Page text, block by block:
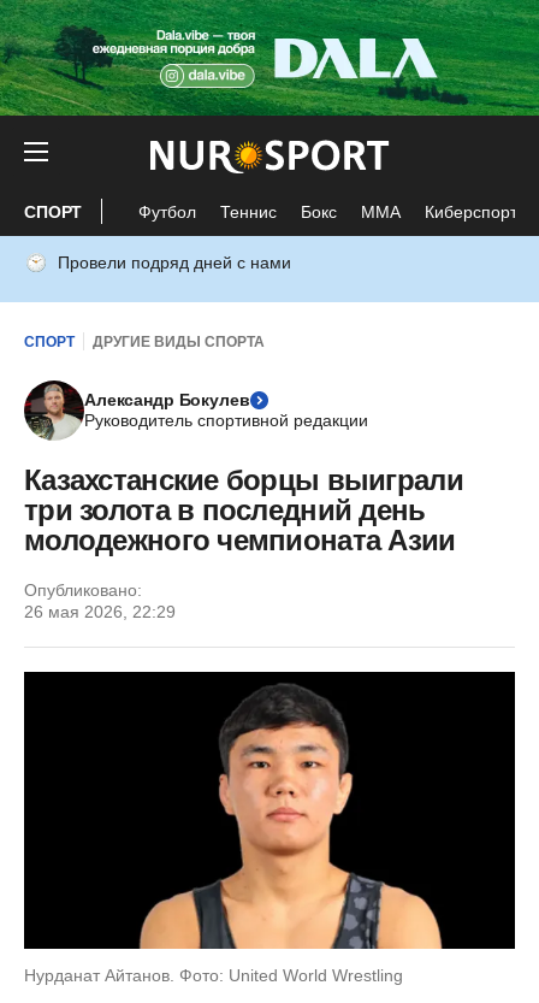
СПОРТ Футбол Теннис Бокс ММА Киберспорт
Провели подряд дней с нами
СПОРТ ДРУГИЕ ВИДЫ СПОРТА
Александр Бокулев
Руководитель спортивной редакции
Казахстанские борцы выиграли
три золота в последний день
молодежного чемпионата Азии
Опубликовано:
26 мая 2026, 22:29
Нурданат Айтанов. Фото: United World Wrestling